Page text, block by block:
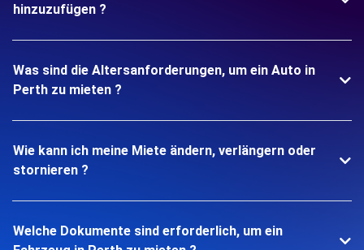
hinzuzufügen ?
Was sind die Altersanforderungen, um ein Auto in
Perth zu mieten ?
Wie kann ich meine Miete ändern, verlängern oder
stornieren ?
Welche Dokumente sind erforderlich, um ein